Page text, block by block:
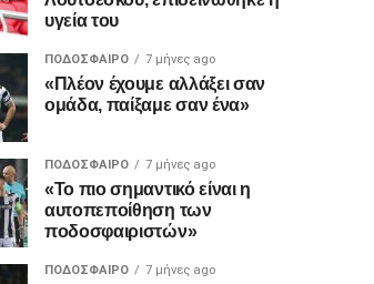
υγεία του
ΠΟΔΌΣΦΑΙΡΟ 7 μήνες ago
«Πλέον έχουμε αλλάξει σαν
ομάδα, παίξαμε σαν ένα»
ΠΟΔΌΣΦΑΙΡΟ 7 μήνες ago
«Το πιο σημαντικό είναι η
αυτοπεποίθηση των
ποδοσφαιριστών»
ΠΟΔΌΣΦΑΙΡΟ 7 μήνες ago